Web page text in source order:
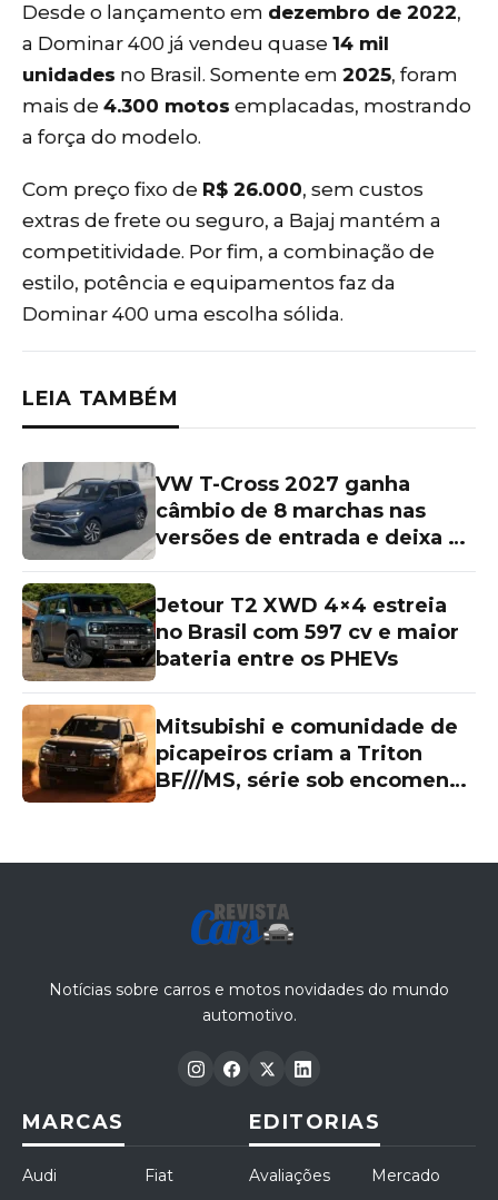
Desde o lançamento em dezembro de 2022,
a Dominar 400 já vendeu quase 14 mil
unidades no Brasil. Somente em 2025, foram
mais de 4.300 motos emplacadas, mostrando
a força do modelo.
Com preço fixo de R$ 26.000, sem custos
extras de frete ou seguro, a Bajaj mantém a
competitividade. Por fim, a combinação de
estilo, potência e equipamentos faz da
Dominar 400 uma escolha sólida.
LEIA TAMBÉM
VW T-Cross 2027 ganha
câmbio de 8 marchas nas
versões de entrada e deixa as
Jetour T2 XWD 4×4 estreia
no Brasil com 597 cv e maior
bateria entre os PHEVs
Mitsubishi e comunidade de
picapeiros criam a Triton
BF///MS, série sob encomenda
Notícias sobre carros e motos novidades do mundo
automotivo.
MARCAS
Audi
Fiat
EDITORIAS
Avaliações Mercado